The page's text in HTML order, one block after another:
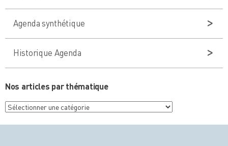
Agenda synthétique
Historique Agenda
Nos articles par thématique
Nos
articles